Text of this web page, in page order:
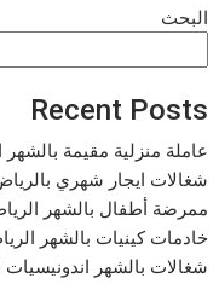
البحث
Recent Posts
عاملة منزلية مقيمة بالشهر الرياض
شغالات ايجار شهري بالرياض حى
ممرضة أطفال بالشهر الرياض
خادمات كينيات بالشهر الرياض
شغالات بالشهر اندونيسيات في